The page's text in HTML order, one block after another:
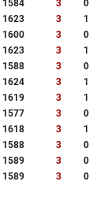
1584 3
0
1623 3
1
1600 3
0
1623 3
1
1588 3
0
1624 3
1
1619 3
1
1577 3
0
1618 3
1
1588 3
0
1589 3
0
1589 3 0